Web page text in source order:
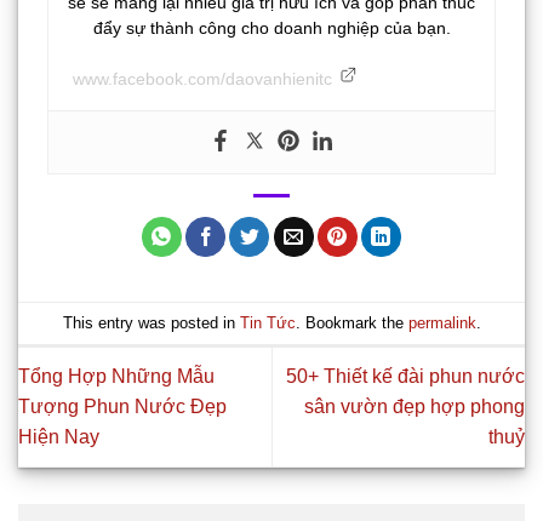
đẩy sự thành công cho doanh nghiệp của bạn.
www.facebook.com/daovanhienitc
This entry was posted in Tin Tức . Bookmark the permalink
Tổng Hợp Những Mẫu
Tượng Phun Nước Đẹp
Hiện Nay
50+ Thiết kế đài phun nước
sân vườn đẹp hợp phong
thuỷ